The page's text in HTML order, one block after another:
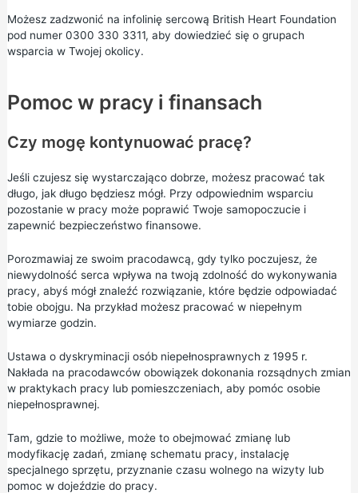
Możesz zadzwonić na infolinię sercową British Heart Foundation
pod numer 0300 330 3311, aby dowiedzieć się o grupach
wsparcia w Twojej okolicy.
Pomoc w pracy i finansach
Czy mogę kontynuować pracę?
Jeśli czujesz się wystarczająco dobrze, możesz pracować tak
długo, jak długo będziesz mógł. Przy odpowiednim wsparciu
pozostanie w pracy może poprawić Twoje samopoczucie i
zapewnić bezpieczeństwo finansowe.
Porozmawiaj ze swoim pracodawcą, gdy tylko poczujesz, że
niewydolność serca wpływa na twoją zdolność do wykonywania
pracy, abyś mógł znaleźć rozwiązanie, które będzie odpowiadać
tobie obojgu. Na przykład możesz pracować w niepełnym
wymiarze godzin.
Ustawa o dyskryminacji osób niepełnosprawnych z 1995 r.
Nakłada na pracodawców obowiązek dokonania rozsądnych zmian
w praktykach pracy lub pomieszczeniach, aby pomóc osobie
niepełnosprawnej.
Tam, gdzie to możliwe, może to obejmować zmianę lub
modyfikację zadań, zmianę schematu pracy, instalację
specjalnego sprzętu, przyznanie czasu wolnego na wizyty lub
pomoc w dojeździe do pracy.